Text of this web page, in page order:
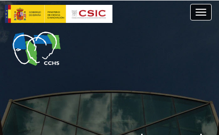
Pasar
al
contenido
principal